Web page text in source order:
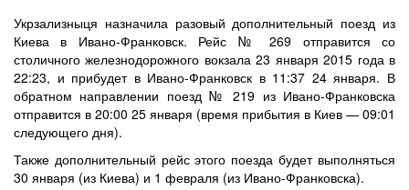
Укрзализныця назначила разовый дополнительный поезд из
Киева в Ивано-Франковск. Рейс № 269 отправится со
столичного железнодорожного вокзала 23 января 2015 года в
22:23, и прибудет в Ивано-Франковск в 11:37 24 января. В
обратном направлении поезд № 219 из Ивано-Франковска
отправится в 20:00 25 января (время прибытия в Киев — 09:01
следующего дня).
Также дополнительный рейс этого поезда будет выполняться
30 января (из Киева) и 1 февраля (из Ивано-Франковска).